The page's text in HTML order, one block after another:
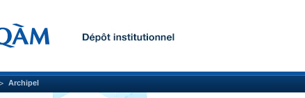
Archipel